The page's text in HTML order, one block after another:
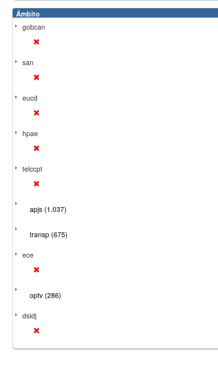
Ámbito
gobcan
san
eucd
hpae
telccpt
apjs (1.037)
transp (675)
ece
optv (286)
dsidj